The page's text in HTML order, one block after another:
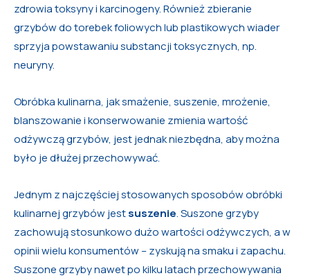
zdrowia toksyny i karcinogeny. Również zbieranie
grzybów do torebek foliowych lub plastikowych wiader
sprzyja powstawaniu substancji toksycznych, np.
neuryny.
Obróbka kulinarna, jak smażenie, suszenie, mrożenie,
blanszowanie i konserwowanie zmienia wartość
odżywczą grzybów, jest jednak niezbędna, aby można
było je dłużej przechowywać.
Jednym z najczęściej stosowanych sposobów obróbki
kulinarnej grzybów jestsuszenie. Suszone grzyby
zachowują stosunkowo dużo wartości odżywczych, a w
opinii wielu konsumentów – zyskują na smaku i zapachu.
Suszone grzyby nawet po kilku latach przechowywania